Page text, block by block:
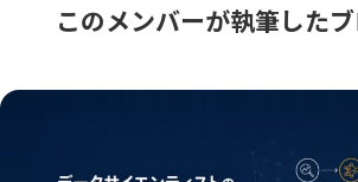
このメンバーが執筆した